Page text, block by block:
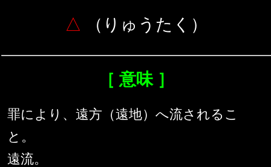
△ （りゅうたく）
［ 意味 ］
罪により、遠方（遠地）へ流されるこ
と。
遠流。